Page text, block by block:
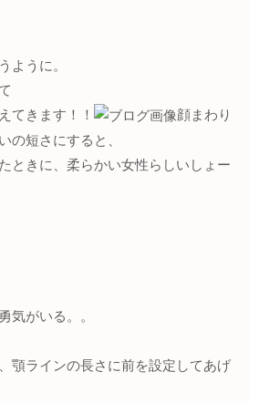
ように。
てきます！！
顔まわり
の短さにすると、
ときに、柔らかい女性らしいしょー
気がいる。。
顎ラインの長さに前を設定してあげ